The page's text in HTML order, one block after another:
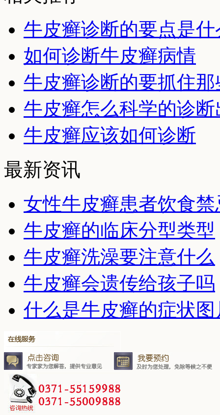
牛皮癣诊断的要点是什
如何诊断牛皮癣病情
牛皮癣诊断的要抓住
牛皮癣怎么科学的诊
牛皮癣应该如何诊断
最新资讯
女性牛皮癣患者饮食禁
牛皮癣的临床分型类型
牛皮癣洗澡要注意什么
牛皮癣会遗传给孩子吗
什么是牛皮癣的症状图